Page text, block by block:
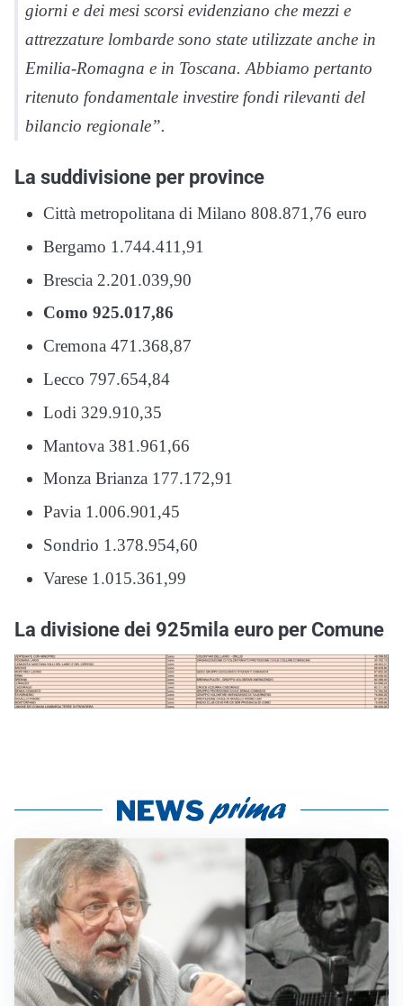
giorni e dei mesi scorsi evidenziano che mezzi e
attrezzature lombarde sono state utilizzate anche in
Emilia-Romagna e in Toscana. Abbiamo pertanto
ritenuto fondamentale investire fondi rilevanti del
bilancio regionale”.
La suddivisione per province
Città metropolitana di Milano 808.871,76 euro
Bergamo 1.744.411,91
Brescia 2.201.039,90
Como 925.017,86
Cremona 471.368,87
Lecco 797.654,84
Lodi 329.910,35
Mantova 381.961,66
Monza Brianza 177.172,91
Pavia 1.006.901,45
Sondrio 1.378.954,60
Varese 1.015.361,99
La divisione dei 925mila euro per Comune